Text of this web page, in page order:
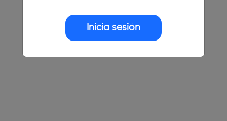
Inicia sesión